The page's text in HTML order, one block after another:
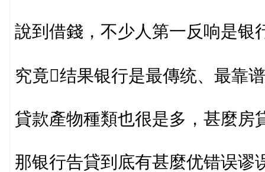
說到借錢，不少人第一反响是银
究竟结果银行是最傳统、最靠
貸款產物種類也很是多，甚麼房
那银行告貸到底有甚麼优错误谬